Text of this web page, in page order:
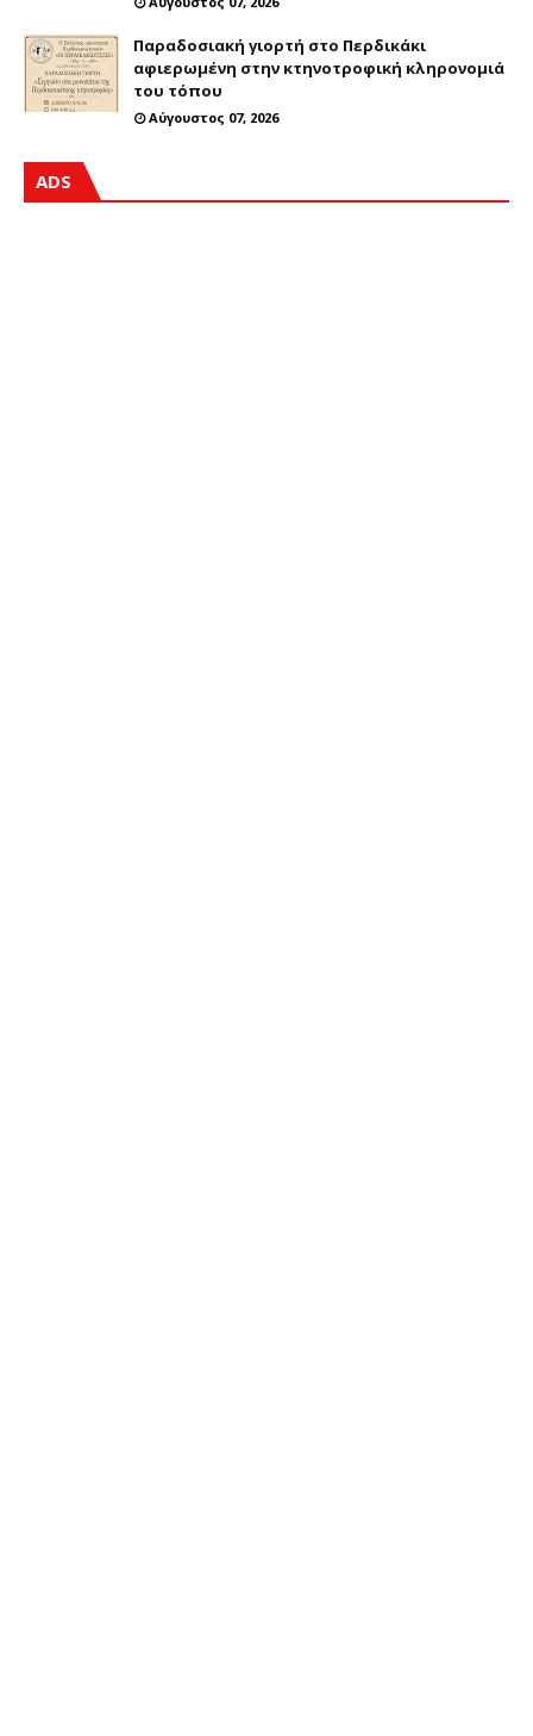
Παραδοσιακή γιορτή στο Περδικάκι
αφιερωμένη στην κτηνοτροφική κληρονομιά
του τόπου
Αύγουστος 07, 2026
ADS